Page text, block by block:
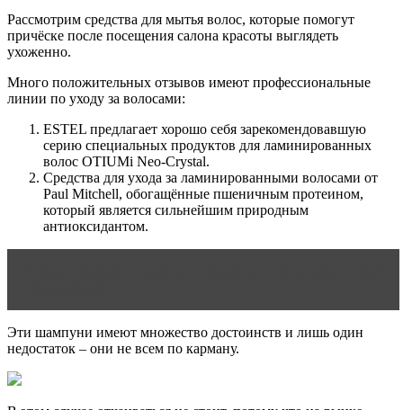
Рассмотрим средства для мытья волос, которые помогут
причёске после посещения салона красоты выглядеть
ухоженно.
Много положительных отзывов имеют профессиональные
линии по уходу за волосами:
ESTEL предлагает хорошо себя зарекомендовавшую
серию специальных продуктов для ламинированных
волос OTIUMi Neo-Crystal.
Средства для ухода за ламинированными волосами от
Paul Mitchell, обогащённые пшеничным протеином,
который является сильнейшим природным
антиоксидантом.
Эти шампуни имеют множество достоинств и лишь один
недостаток – они не всем по карману.